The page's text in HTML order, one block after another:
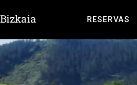
RESERVAS